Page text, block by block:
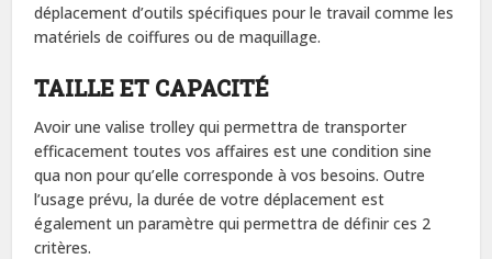
déplacement d’outils spécifiques pour le travail comme les
matériels de coiffures ou de maquillage.
TAILLE ET CAPACITÉ
Avoir une valise trolley qui permettra de transporter
efficacement toutes vos affaires est une condition sine
qua non pour qu’elle corresponde à vos besoins. Outre
l’usage prévu, la durée de votre déplacement est
également un paramètre qui permettra de définir ces 2
critères.